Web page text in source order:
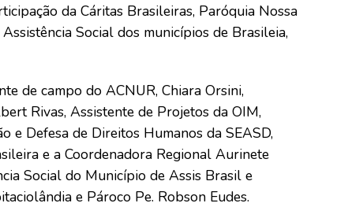
da Cáritas Brasileiras, Paróquia Nossa
Social dos municípios de Brasileia,
de campo do ACNUR, Chiara Orsini,
Rivas, Assistente de Projetos da OIM,
e Defesa de Direitos Humanos da SEASD,
e a Coordenadora Regional Aurinete
Social do Município de Assis Brasil e
e Pároco Pe. Robson Eudes.